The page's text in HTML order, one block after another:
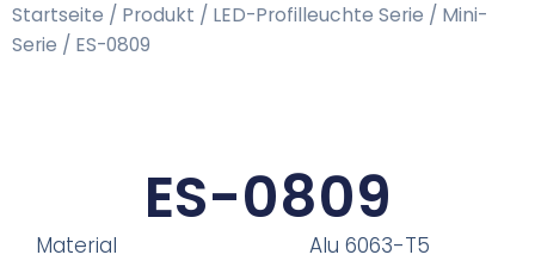
Startseite / Produkt / LED-Profilleuchte Serie / Mini-
Serie / ES-0809
ES-0809
Material
Alu 6063-T5